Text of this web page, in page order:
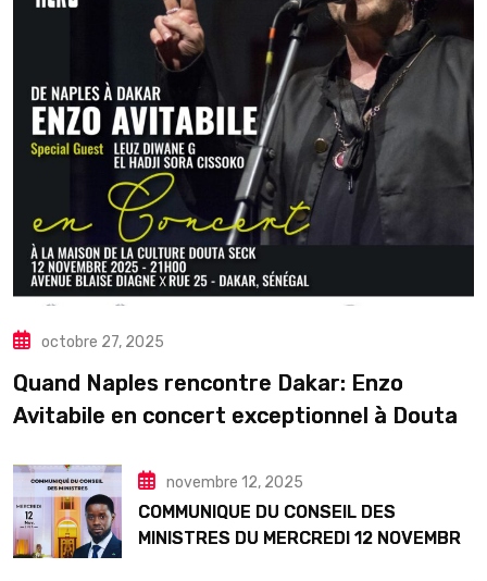
octobre 27, 2025
Quand Naples rencontre Dakar: Enzo
Avitabile en concert exceptionnel à Douta
novembre 12, 2025
COMMUNIQUE DU CONSEIL DES
MINISTRES DU MERCREDI 12 NOVEMBRE